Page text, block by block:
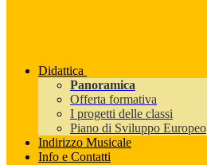
Didattica
Panoramica
Offerta formativa
I progetti delle classi
Piano di Sviluppo Europeo
Indirizzo Musicale
Info e Contatti